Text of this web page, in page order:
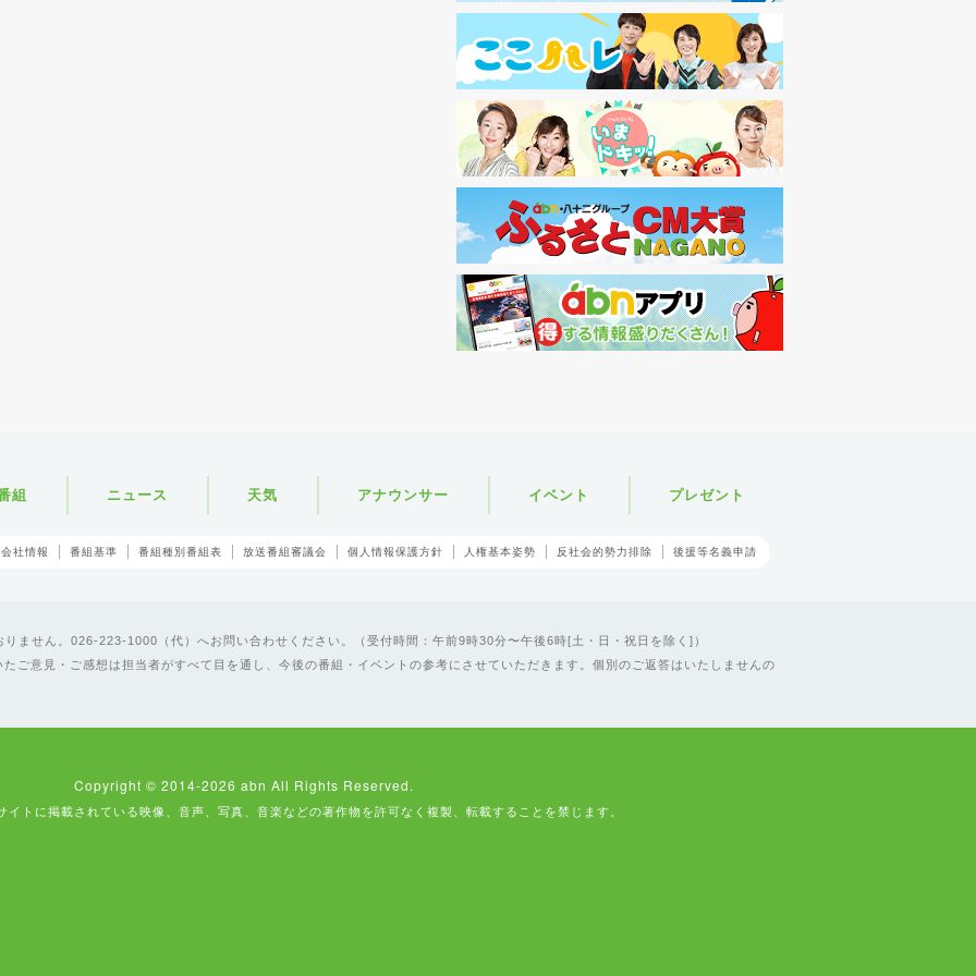
組 ニュース 天気 アナウンサー イベント プレゼント
会社情報 番組基準 番組種別番組表 放送番組審議会 個人情報保護方針 人権基本姿勢 反社会的勢力排除 後援等名義申請
ません。026-223-1000（代）へお問い合わせください。（受付時間：午前9時30分〜午後6時[土・日・祝日を除く]）
たご意見・ご感想は担当者がすべて目を通し、今後の番組・イベントの参考にさせていただきます。個別のご返答はいたしませんの
Copyright © 2014-2026 abn All Rights Reserved.
イトに掲載されている映像、音声、写真、音楽などの著作物を許可なく複製、転載することを禁じます。